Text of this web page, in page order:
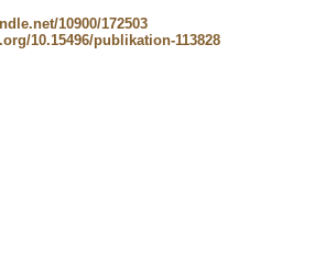
10900/172503
10.15496/publikation-113828